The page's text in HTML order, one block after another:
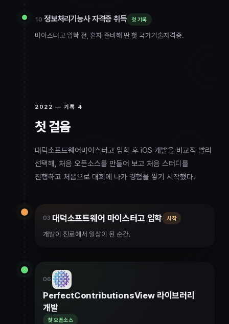
10 정보처리기능사 자격증 취득 첫 기록
마이스터고 입학 전, 혼자 준비해 딴 첫 국가기술자격증.
2022
2022 — 기록 4
첫 걸음
대덕소프트웨어마이스터고 입학 후 iOS 개발을 비교적 빨리
선택해, 처음 오픈소스를 만들어 보고 처음 스터디를
진행하고 처음으로 대회에 나가 경험을 쌓기 시작했다.
03 대덕소프트웨어 마이스터고 입학 시작
개발이 진로에서 일상이 된 순간.
06
PerfectContributionsView 라이브러리
개발
첫 오픈소스